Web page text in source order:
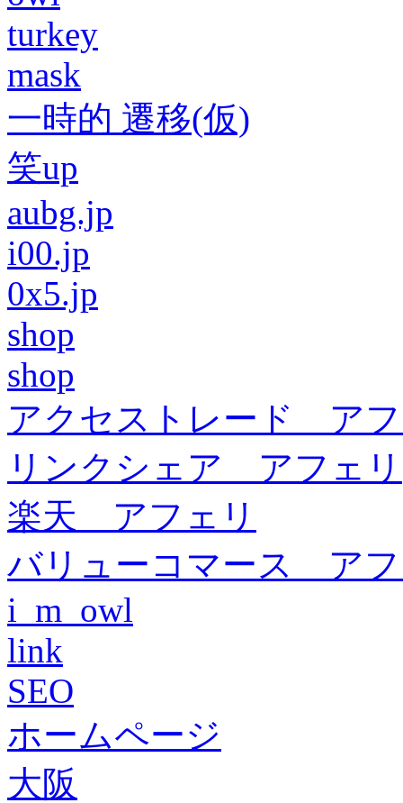
turkey
mask
一時的 遷移(仮)
笑up
aubg.jp
i00.jp
0x5.jp
shop
shop
アクセストレード ア
リンクシェア アフェリ
楽天 アフェリ
バリューコマース ア
i_m_owl
link
SEO
ホームページ
大阪